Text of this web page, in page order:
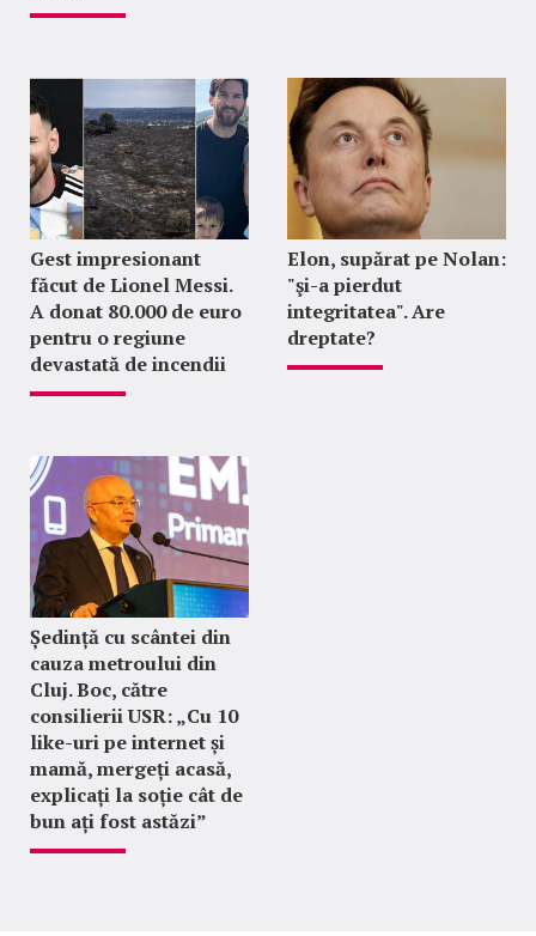
Gest impresionant
făcut de Lionel Messi.
A donat 80.000 de euro
pentru o regiune
devastată de incendii
Elon, supărat pe Nolan:
"şi-a pierdut
integritatea". Are
dreptate?
Ședință cu scântei din
cauza metroului din
Cluj. Boc, către
consilierii USR: „Cu 10
like-uri pe internet și
mamă, mergeți acasă,
explicați la soție cât de
bun ați fost astăzi”